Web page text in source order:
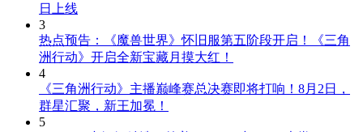
日上线
3
热点预告：《魔兽世界》怀旧服第五阶段开启！《三角
洲行动》开启全新宝藏月摸大红！
4
《三角洲行动》主播巅峰赛总决赛即将打响！8月2日，
群星汇聚，新王加冕！
5